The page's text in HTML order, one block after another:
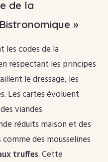
de la
»
les codes de la
respectant les principes
le dressage, les
Les cartes évoluent
viandes
réduits maison et des
des mousselines
truffes. Cette